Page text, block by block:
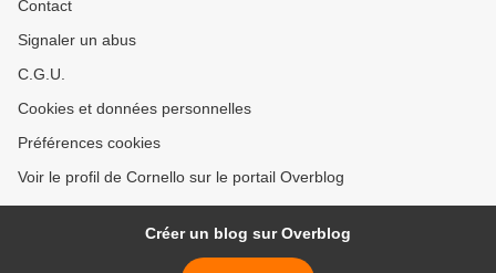
Contact
Signaler un abus
C.G.U.
Cookies et données personnelles
Préférences cookies
Voir le profil de Cornello sur le portail Overblog
Créer un blog sur Overblog